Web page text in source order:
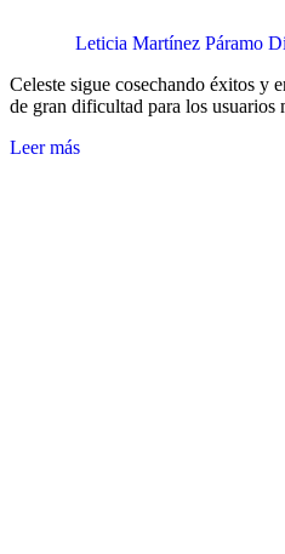
Leticia Martínez Páramo
Celeste sigue cosechando éxitos y
de gran dificultad para los usuarios
Leer más